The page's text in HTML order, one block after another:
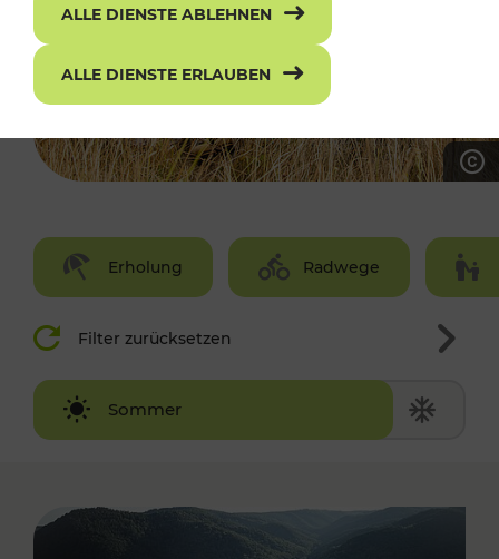
Erholung Radwege
Filter zurücksetzen
Sommer
Winter
ALLE DIENSTE ABLEHNEN
ALLE DIENSTE ERLAUBEN